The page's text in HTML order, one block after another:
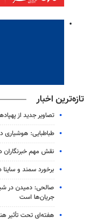
تازه‌ترین اخبار
تصاویر جدید از
طباطبایی:
نقش مهم خبرنگاران
برخورد سمند و ساینا در محور
صالحی: دمیدن در
جریان‌ها است
هفته‌ای تحت تأثیر